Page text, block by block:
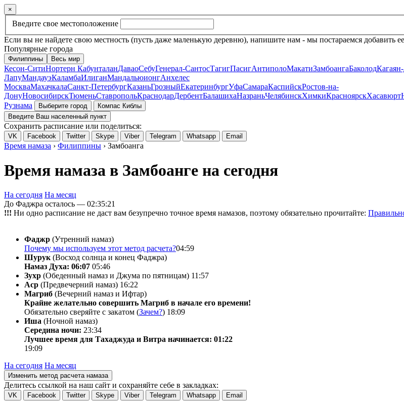
×
Введите свое местоположение
Если вы не найдете свою местность (пусть даже маленькую деревню), напишите нам - мы постараемся добавить
Популярные города
Филиппины Весь мир
Кесон-СитиНортерн КабунталанДаваоСебуГенерал-СантосТагигПасигАнтиполоМакатиЗамбоангаБаколод
ЛапуМандауэКаламбаИлиганМандальюионгАнхелес
МоскваМахачкалаСанкт-ПетербургКазаньГрозныйЕкатеринбургУфаСамараКаспийскРостов-на-
ДонуНовосибирскТюменьСтавропольКраснодарДербентБалашихаНазраньЧелябинскХимкиКрасноярскХасавюрт
Рузнама
Выберите город
Компас Киблы
Введите Ваш населенный пункт
Сохранить расписание или поделиться:
VK Facebook Twitter Skype Viber Telegram Whatsapp Email
Время намаза › Филиппины › Замбоанга
Время намаза в Замбоанге на сегодня
На сегодня На месяц
До Фаджра осталось — 02:35:21
!!! Ни одно расписание не даст вам безупречно точное время намазов, поэтому обязательно прочитайте:
Фаджр (Утренний намаз)
Почему мы используем этот метод расчета?04:59
Шурук (Восход солнца и конец Фаджра)
Намаз Духа: 06:07 05:46
Зухр (Обеденный намаз и Джума по пятницам) 11:57
Аср (Предвечерний намаз) 16:22
Магриб (Вечерний намаз и Ифтар)
Крайне желательно совершить Магриб в начале его времени!
Обязательно сверяйте с закатом (Зачем?) 18:09
Иша (Ночной намаз)
Середина ночи: 23:34
Лучшее время для Тахаджуда и Витра начинается: 01:22
19:09
На сегодня На месяц
Изменить метод расчета намаза
Делитесь ссылкой на наш сайт и сохраняйте себе в закладках:
VK Facebook Twitter Skype Viber Telegram Whatsapp Email